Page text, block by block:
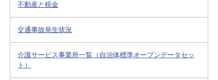
不動産と税金
交通事故発生状況
介護サービス事業所一覧（自治体標準オープンデータセッ
ト）